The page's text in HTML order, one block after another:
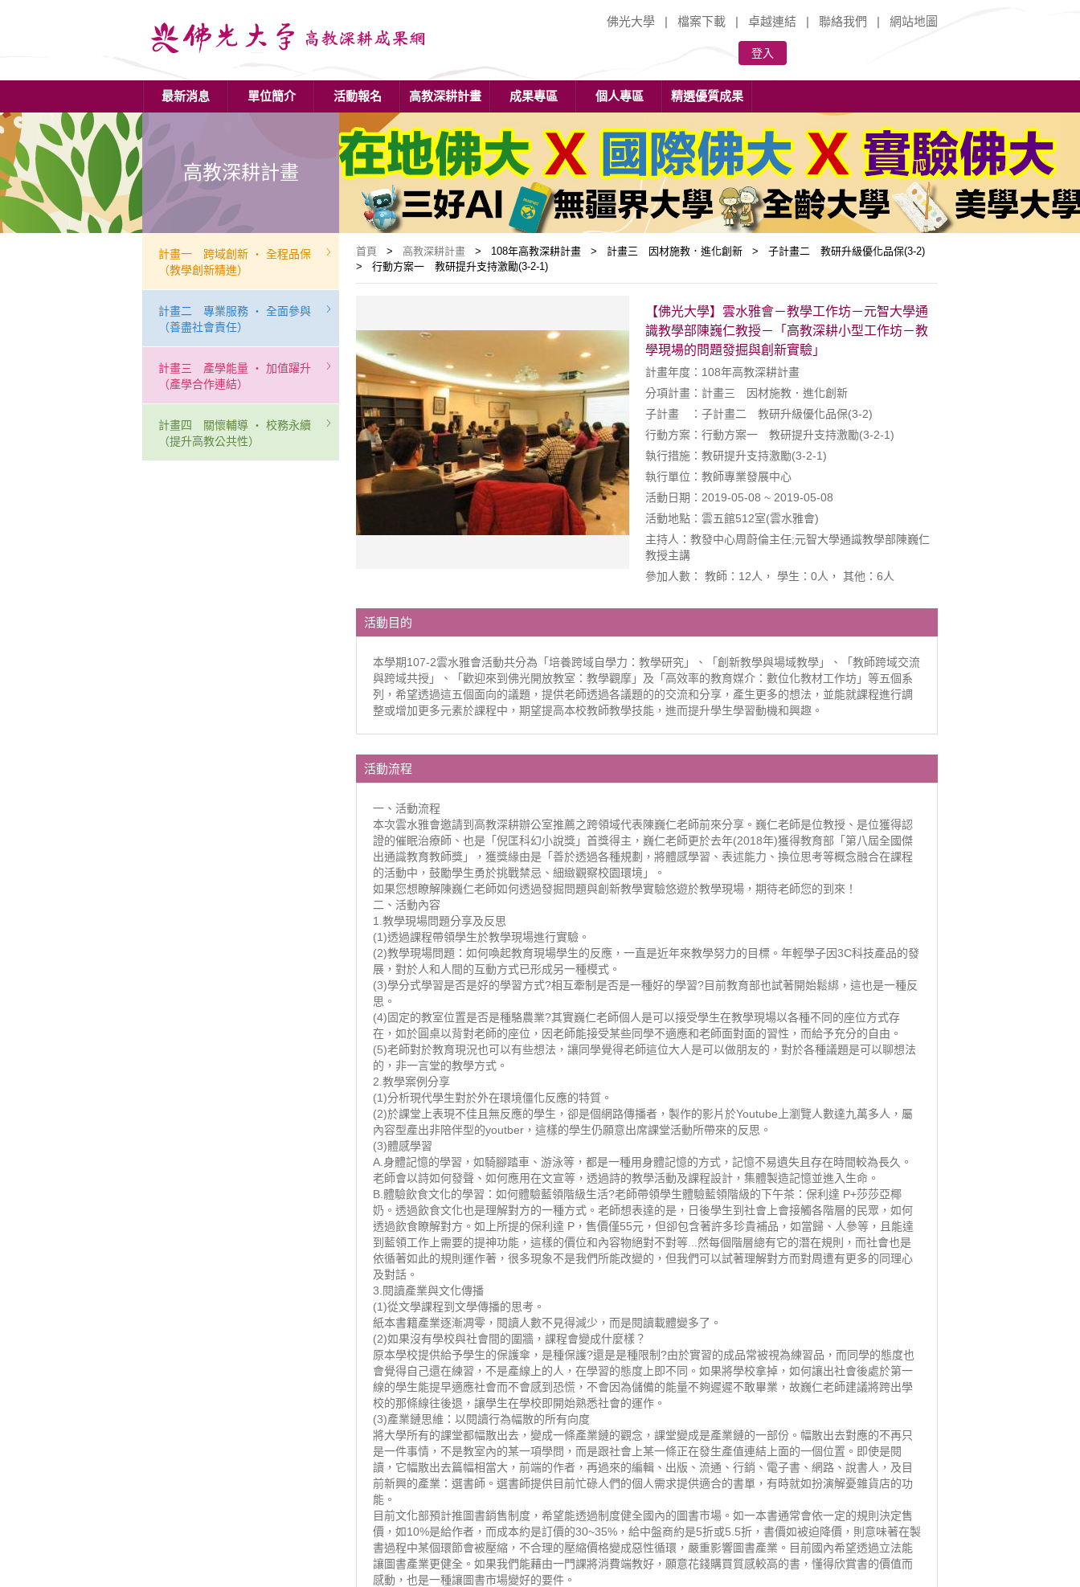
佛光大學 | 檔案下載 | 卓越連結 | 聯絡我們 | 網站地圖
登入
最新消息 單位簡介 活動報名 高教深耕計畫 成果專區 個人專區 精選優質成果
高教深耕計畫
計畫一 跨域創新 ‧ 全程品保
（教學創新精進）
計畫二 專業服務 ‧ 全面參與
（善盡社會責任）
計畫三 產學能量 ‧ 加值躍升
（產學合作連結）
計畫四 關懷輔導 ‧ 校務永續
（提升高教公共性）
首頁 > 高教深耕計畫 > 108年高教深耕計畫 > 計畫三 因材施教．進化創新 > 子計畫二 教研升級優化品保(3-2)
> 行動方案一 教研提升支持激勵(3-2-1)
【佛光大學】雲水雅會－教學工作坊－元智大學通
識教學部陳巍仁教授－「高教深耕小型工作坊－教
學現場的問題發掘與創新實驗」
計畫年度：108年高教深耕計畫
分項計畫：計畫三 因材施教．進化創新
子計畫 ：子計畫二 教研升級優化品保(3-2)
行動方案：行動方案一 教研提升支持激勵(3-2-1)
執行措施：教研提升支持激勵(3-2-1)
執行單位：教師專業發展中心
活動日期：2019-05-08 ~ 2019-05-08
活動地點：雲五館512室(雲水雅會)
主持人：教發中心周蔚倫主任;元智大學通識教學部陳巍仁
教授主講
參加人數： 教師：12人， 學生：0人， 其他：6人
活動目的
本學期107-2雲水雅會活動共分為「培養跨域自學力：教學研究」、「創新教學與場域教學」、「教師跨域交流
與跨域共授」、「歡迎來到佛光開放教室：教學觀摩」及「高效率的教育媒介：數位化教材工作坊」等五個系
列，希望透過這五個面向的議題，提供老師透過各議題的的交流和分享，產生更多的想法，並能就課程進行調
整或增加更多元素於課程中，期望提高本校教師教學技能，進而提升學生學習動機和興趣。
活動流程
一、活動流程
本次雲水雅會邀請到高教深耕辦公室推薦之跨領域代表陳巍仁老師前來分享。巍仁老師是位教授、是位獲得認
證的催眠治療師、也是「倪匡科幻小說獎」首獎得主，巍仁老師更於去年(2018年)獲得教育部「第八屆全國傑
出通識教育教師獎」，獲獎緣由是「善於透過各種規劃，將體感學習、表述能力、換位思考等概念融合在課程
的活動中，鼓勵學生勇於挑戰禁忌、細緻觀察校園環境」。
如果您想瞭解陳巍仁老師如何透過發掘問題與創新教學實驗悠遊於教學現場，期待老師您的到來！
二、活動內容
1.教學現場問題分享及反思
(1)透過課程帶領學生於教學現場進行實驗。
(2)教學現場問題：如何喚起教育現場學生的反應，一直是近年來教學努力的目標。年輕學子因3C科技產品的發
展，對於人和人間的互動方式已形成另一種模式。
(3)學分式學習是否是好的學習方式?相互牽制是否是一種好的學習?目前教育部也試著開始鬆綁，這也是一種反
思。
(4)固定的教室位置是否是種駱農業?其實巍仁老師個人是可以接受學生在教學現場以各種不同的座位方式存
在，如於圓桌以背對老師的座位，因老師能接受某些同學不適應和老師面對面的習性，而給予充分的自由。
(5)老師對於教育現況也可以有些想法，讓同學覺得老師這位大人是可以做朋友的，對於各種議題是可以聊想法
的，非一言堂的教學方式。
2.教學案例分享
(1)分析現代學生對於外在環境僵化反應的特質。
(2)於課堂上表現不佳且無反應的學生，卻是個網路傳播者，製作的影片於Youtube上瀏覽人數達九萬多人，屬
內容型產出非陪伴型的youtber，這樣的學生仍願意出席課堂活動所帶來的反思。
(3)體感學習
A.身體記憶的學習，如騎腳踏車、游泳等，都是一種用身體記憶的方式，記憶不易遺失且存在時間較為長久。
老師會以詩如何發聲、如何應用在文宣等，透過詩的教學活動及課程設計，集體製造記憶並進入生命。
B.體驗飲食文化的學習：如何體驗藍領階級生活?老師帶領學生體驗藍領階級的下午茶：保利達 P+莎莎亞椰
奶。透過飲食文化也是理解對方的一種方式。老師想表達的是，日後學生到社會上會接觸各階層的民眾，如何
透過飲食瞭解對方。如上所提的保利達 P，售價僅55元，但卻包含著許多珍貴補品，如當歸、人參等，且能達
到藍領工作上需要的提神功能，這樣的價位和內容物絕對不對等...然每個階層總有它的潛在規則，而社會也是
依循著如此的規則運作著，很多現象不是我們所能改變的，但我們可以試著理解對方而對周遭有更多的同理心
及對話。
3.閱讀產業與文化傳播
(1)從文學課程到文學傳播的思考。
紙本書籍產業逐漸凋零，閱讀人數不見得減少，而是閱讀載體變多了。
(2)如果沒有學校與社會間的圍牆，課程會變成什麼樣？
原本學校提供給予學生的保護傘，是種保護?還是是種限制?由於實習的成品常被視為練習品，而同學的態度也
會覺得自己還在練習，不是產線上的人，在學習的態度上即不同。如果將學校拿掉，如何讓出社會後處於第一
線的學生能提早適應社會而不會感到恐慌，不會因為儲備的能量不夠遲遲不敢畢業，故巍仁老師建議將跨出學
校的那條線往後退，讓學生在學校即開始熟悉社會的運作。
(3)產業鏈思維：以閱讀行為幅散的所有向度
將大學所有的課堂都幅散出去，變成一條產業鏈的觀念，課堂變成是產業鏈的一部份。幅散出去對應的不再只
是一件事情，不是教室內的某一項學問，而是跟社會上某一條正在發生產值連結上面的一個位置。即使是閱
讀，它幅散出去篇幅相當大，前端的作者，再過來的編輯、出版、流通、行銷、電子書、網路、說書人，及目
前新興的產業：選書師。選書師提供目前忙碌人們的個人需求提供適合的書單，有時就如扮演解憂雜貨店的功
能。
目前文化部預計推圖書銷售制度，希望能透過制度健全國內的圖書市場。如一本書通常會依一定的規則決定售
價，如10%是給作者，而成本約是訂價的30~35%，給中盤商約是5折或5.5折，書價如被迫降價，則意味著在製
書過程中某個環節會被壓縮，不合理的壓縮價格變成惡性循環，嚴重影響圖書產業。目前國內希望透過立法能
讓圖書產業更健全。如果我們能藉由一門課將消費端教好，願意花錢購買質感較高的書，懂得欣賞書的價值而
感動，也是一種讓圖書市場變好的要件。